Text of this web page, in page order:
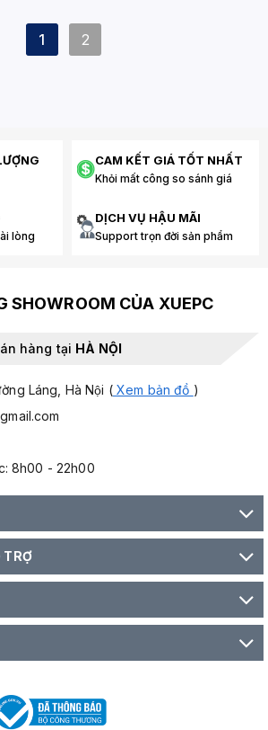
1 2
CAM KẾT GIÁ TỐT NHẤT
Khỏi mất công so sánh giá
lòng
DỊCH VỤ HẬU MÃI
Support trọn đời sản phẩm
SHOWROOM CỦA XUEPC
hàng tại HÀ NỘI
Láng, Hà Nội (Xem bản đồ )
8h00 - 22h00
TRỢ